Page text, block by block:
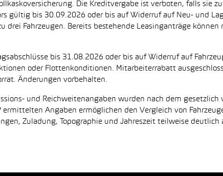
Die Kreditvergabe ist verboten, falls sie
gültig bis 30.09.2026 oder bis auf Widerruf auf Neu- und
drei Fahrzeugen. Bereits bestehende Leasinganträge
bis 31.08.2026 oder bis auf Widerruf auf
oder Flottenkonditionen. Mitarbeiterrabatt
Änderungen vorbehalten.
und Reichweitenangaben wurden nach dem
ermittelten Angaben ermöglichen den Vergleich von
Zuladung, Topographie und Jahreszeit teilweise